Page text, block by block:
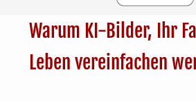
Warum KI-Bilder, Ihr
Leben vereinfachen